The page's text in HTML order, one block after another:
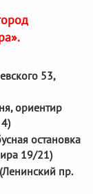
53,
ориентир
остановка
19/21)
пр.